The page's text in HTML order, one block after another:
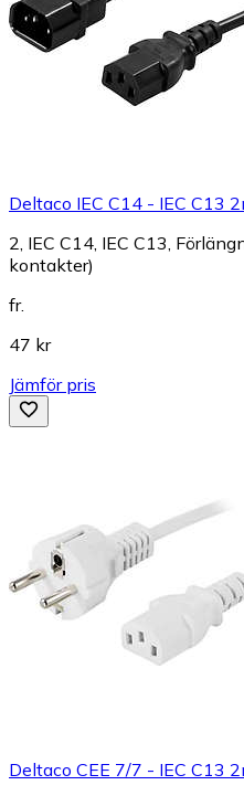
Deltaco IEC C14 - IEC C13
2, IEC C14, IEC C13,
kontakter)
fr.
47 kr
Jämför pris
Deltaco CEE 7/7 - IEC C13